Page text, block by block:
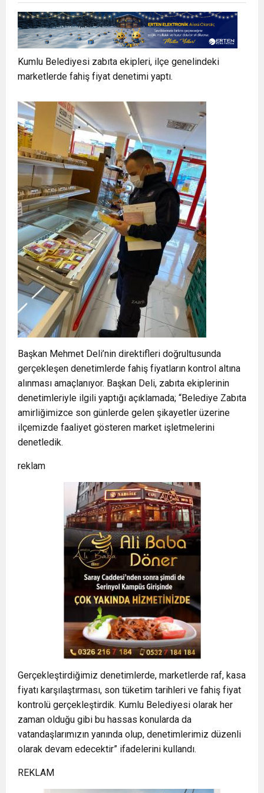
Kumlu Belediyesi zabıta ekipleri, ilçe genelindeki
marketlerde fahiş fiyat denetimi yaptı.
Başkan Mehmet Deli’nin direktifleri doğrultusunda
gerçekleşen denetimlerde fahiş fiyatların kontrol altına
alınması amaçlanıyor. Başkan Deli, zabıta ekiplerinin
denetimleriyle ilgili yaptığı açıklamada; “Belediye Zabıta
amirliğimizce son günlerde gelen şikayetler üzerine
ilçemizde faaliyet gösteren market işletmelerini
denetledik.
reklam
Gerçekleştirdiğimiz denetimlerde, marketlerde raf, kasa
fiyatı karşılaştırması, son tüketim tarihleri ve fahiş fiyat
kontrolü gerçekleştirdik. Kumlu Belediyesi olarak her
zaman olduğu gibi bu hassas konularda da
vatandaşlarımızın yanında olup, denetimlerimiz düzenli
olarak devam edecektir” ifadelerini kullandı.
REKLAM